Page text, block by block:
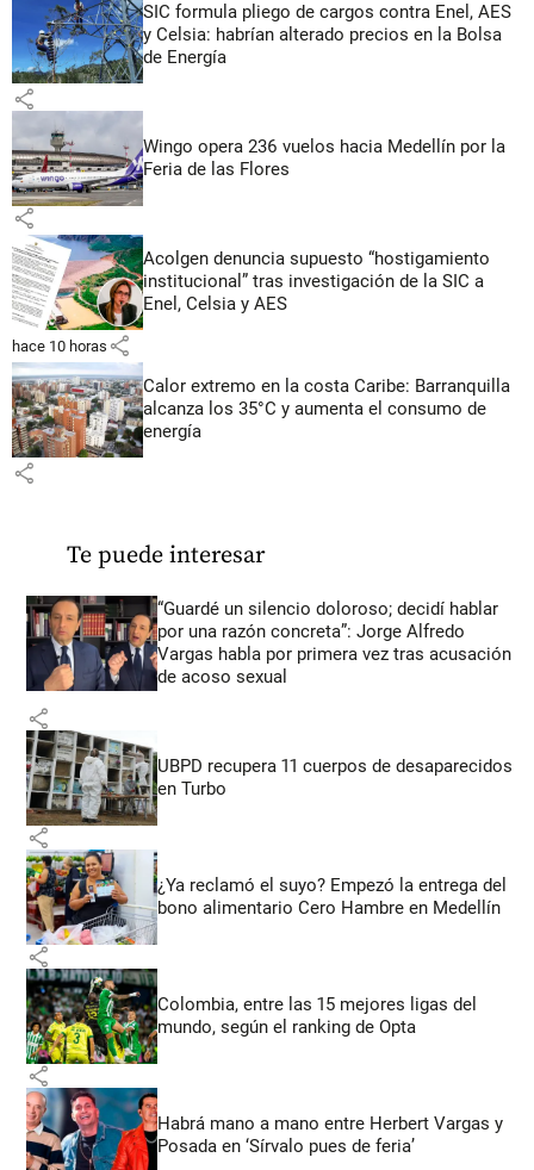
SIC formula pliego de cargos contra Enel, AES
y Celsia: habrían alterado precios en la Bolsa
de Energía
share
Wingo opera 236 vuelos hacia Medellín por la
Feria de las Flores
share
Acolgen denuncia supuesto “hostigamiento
institucional” tras investigación de la SIC a
Enel, Celsia y AES
hace 10 horas share
Calor extremo en la costa Caribe: Barranquilla
alcanza los 35°C y aumenta el consumo de
energía
share
Te puede interesar
“Guardé un silencio doloroso; decidí hablar
por una razón concreta”: Jorge Alfredo
Vargas habla por primera vez tras acusación
de acoso sexual
share
UBPD recupera 11 cuerpos de desaparecidos
en Turbo
share
¿Ya reclamó el suyo? Empezó la entrega del
bono alimentario Cero Hambre en Medellín
share
Colombia, entre las 15 mejores ligas del
mundo, según el ranking de Opta
share
Habrá mano a mano entre Herbert Vargas y
Posada en ‘Sírvalo pues de feria’